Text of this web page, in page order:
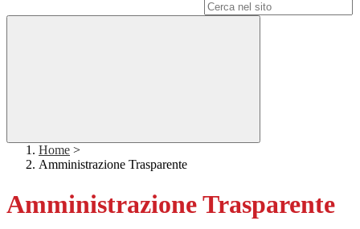
Home >
Amministrazione Trasparente
Amministrazione Trasparente